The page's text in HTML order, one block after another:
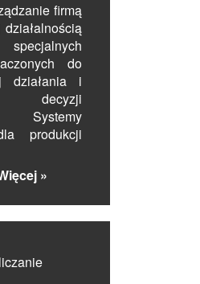
firmą
do
działania i
decyzji
Systemy
produkcji
»